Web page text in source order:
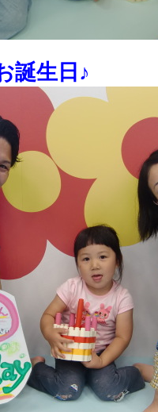
誕生日♪